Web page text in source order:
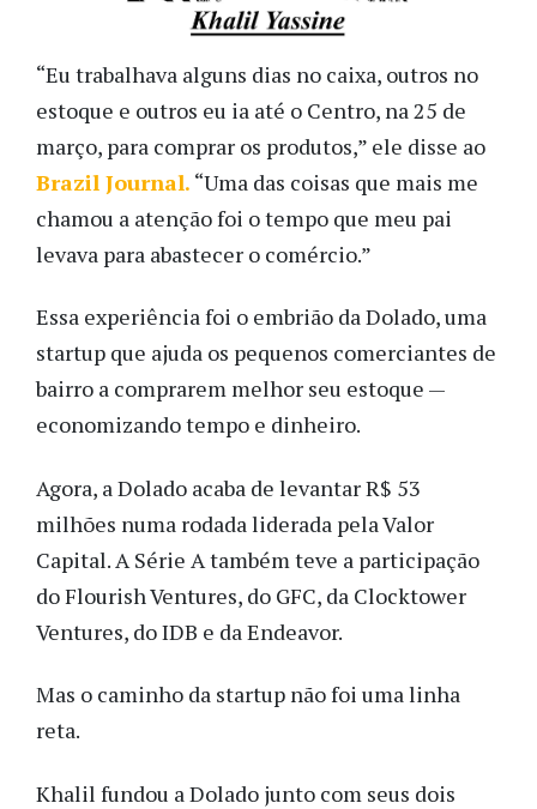
“Eu trabalhava alguns dias no caixa, outros no
estoque e outros eu ia até o Centro, na 25 de
março, para comprar os produtos,” ele disse ao
Brazil Journal. “Uma das coisas que mais me
chamou a atenção foi o tempo que meu pai
levava para abastecer o comércio.”
Essa experiência foi o embrião da Dolado, uma
startup que ajuda os pequenos comerciantes de
bairro a comprarem melhor seu estoque —
economizando tempo e dinheiro.
Agora, a Dolado acaba de levantar R$ 53
milhões numa rodada liderada pela Valor
Capital. A Série A também teve a participação
do Flourish Ventures, do GFC, da Clocktower
Ventures, do IDB e da Endeavor.
Mas o caminho da startup não foi uma linha
reta.
Khalil fundou a Dolado junto com seus dois